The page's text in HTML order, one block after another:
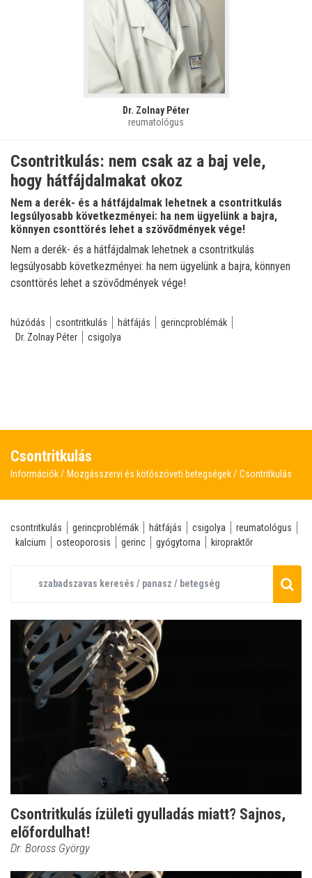
Dr. Zolnay Péter
reumatológus
Csontritkulás: nem csak az a baj vele,
hogy hátfájdalmakat okoz
Nem a derék- és a hátfájdalmak lehetnek a csontritkulás
legsúlyosabb következményei: ha nem ügyelünk a bajra,
könnyen csonttörés lehet a szövődmények vége!
Nem a derék- és a hátfájdalmak lehetnek a csontritkulás
legsúlyosabb következményei: ha nem ügyelünk a bajra, könnyen
csonttörés lehet a szövődmények vége!
húzódás csontritkulás hátfájás
gerincproblémák
Dr. Zolnay Péter
csigolya
Csontritkulás
Információk Mozgásszervi és kötőszöveti betegségek Csontritkulás
csontritkulás gerincproblémák hátfájás csigolya
reumatológus
kalcium
osteoporosis gerinc gyógytorna kiropraktőr
Csontritkulás ízületi gyulladás miatt? Sajnos,
előfordulhat!
Dr. Boross György